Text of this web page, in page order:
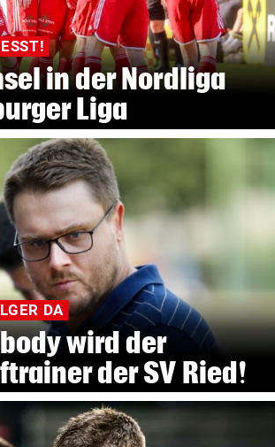
in der Nordliga
Liga
DA
wird der
der SV Ried!